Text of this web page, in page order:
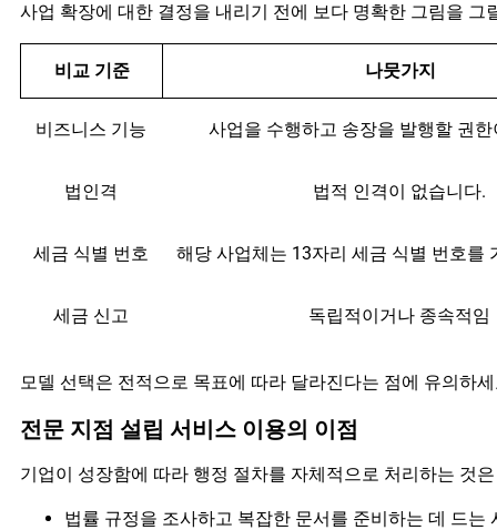
사업 확장에 대한 결정을 내리기 전에 보다 명확한 그림을
비교 기준 나뭇가지
비즈니스 기능 사업을 수행하고 송장을 발행할 권
법인격 법적 인격이 없습니다.
세금 식별 번호 해당 사업체는 13자리 세금 식별 번호를
세금 신고 독립적이거나 종속적임
모델 선택은 전적으로 목표에 따라 달라진다는 점에 유의하
전문 지점 설립 서비스 이용의 이점
기업이 성장함에 따라 행정 절차를 자체적으로 처리하는 것
법률 규정을 조사하고 복잡한 문서를 준비하는 데 드는